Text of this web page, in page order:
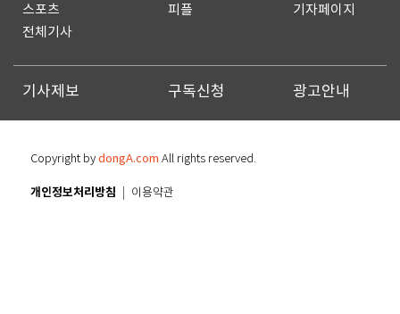
스포츠
피플
기자페이지
전체기사
기사제보 구독신청 광고안내
Copyright bydongA.com All rights reserved.
개인정보처리방침 이용약관